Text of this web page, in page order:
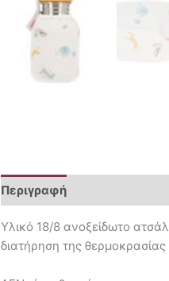
Περιγραφή
Υλικό 18/8 ανοξείδωτο
διατήρηση της